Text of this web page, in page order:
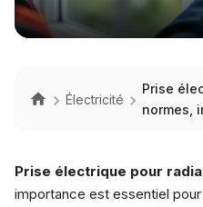
Électricité
Prise
normes,
Prise électrique pour
importance est essentiel